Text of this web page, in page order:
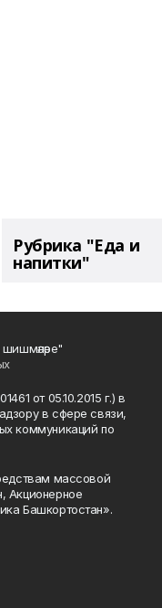
Рубрика "Еда и
напитки"
от 05.10.2015 г.) в
в сфере связи,
коммуникаций по
массовой
Акционерное
Башкортостан».